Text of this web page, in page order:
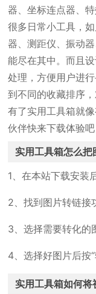
器、坐标连点器、
很多日常小工具，
器、测距仪、振动
能尽在其中。而且
处理，方便用户进
到不同的收藏排序
有了实用工具箱就
伙伴快来下载体验吧
实用工具箱怎么把
1、在本站下载安装
2、找到图片转链接
3、选择需要转化的
4、选择好图片后按“
实用工具箱如何将